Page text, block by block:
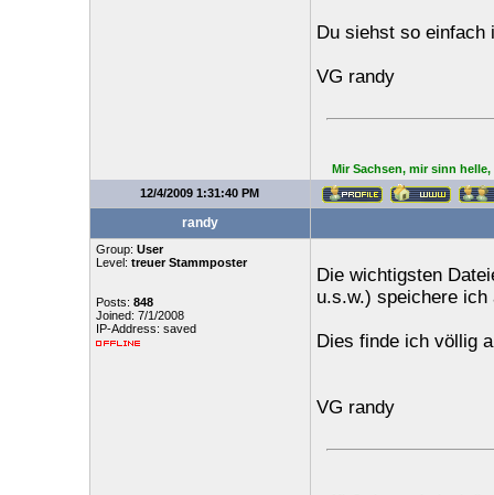
Du siehst so einfach
VG randy
Mir Sachsen, mir sinn
12/4/2009 1:31:40 PM
randy
Group: User
Level: treuer Stammposter
Posts: 848
Joined: 7/1/2008
IP-Address: saved
Die wichtigsten
u.s.w.) speichere ich
Dies finde ich völlig
VG randy